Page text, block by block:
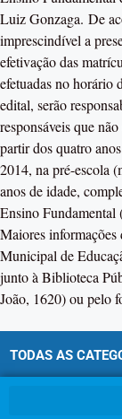
Luiz Gonzaga. De
imprescindível a
efetivação das
efetuadas no horário
edital, serão
responsáveis que
partir dos quatro
2014, na pré-escola
anos de idade,
Ensino Fundamental
Maiores informações
Municipal de
junto à Biblioteca
João, 1620) ou pelo
TODAS AS